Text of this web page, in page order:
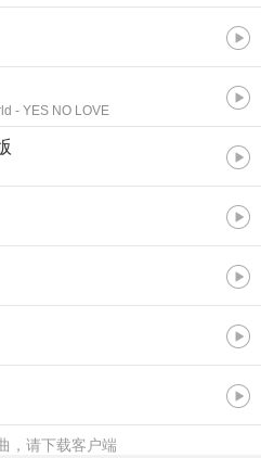
- YES NO LOVE
，请下载客户端